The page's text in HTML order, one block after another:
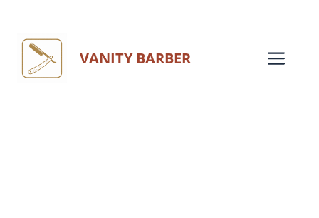
contenu
VANITY BARBER